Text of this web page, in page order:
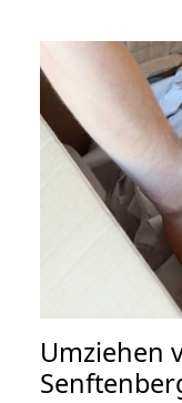
Umziehen